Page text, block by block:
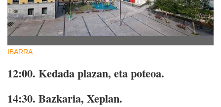
IBARRA
12:00. Kedada plazan, eta poteoa.
14:30. Bazkaria, Xeplan.